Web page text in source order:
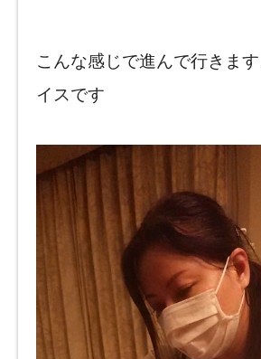
こんな感じで進んで行きま
イスです